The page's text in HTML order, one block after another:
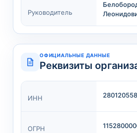
Руководитель
ОФИЦИАЛЬНЫЕ ДАННЫЕ
Реквизиты
ИНН
ОГРН